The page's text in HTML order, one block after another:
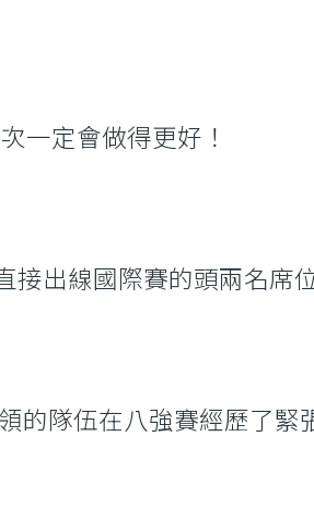
一定會做得更好！
接出線國際賽的頭兩名席
的隊伍在八強賽經歷了緊